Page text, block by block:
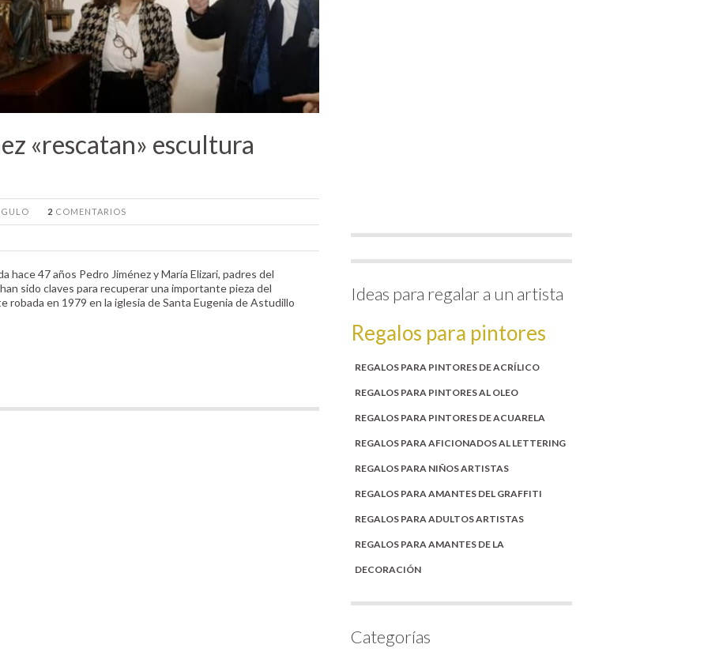
«rescatan» escultura
2 COMENTARIOS
hace 47 años Pedro Jiménez y María Elizari, padres del
sido claves para recuperar una importante pieza del
en 1979 en la iglesia de Santa Eugenia de Astudillo
Ideas para regalar a un artista
Regalos para pintores
REGALOS PARA PINTORES DE ACRÍLICO
REGALOS PARA PINTORES AL OLEO
REGALOS PARA PINTORES DE ACUARELA
REGALOS PARA AFICIONADOS AL LETTERING
REGALOS PARA NIÑOS ARTISTAS
REGALOS PARA AMANTES DEL GRAFFITI
REGALOS PARA ADULTOS ARTISTAS
REGALOS PARA AMANTES DE LA
DECORACIÓN
Categorías